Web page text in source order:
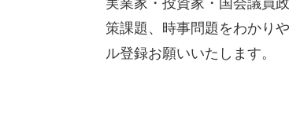
策課題、時事問題をわかり
ル登録お願いいたします。